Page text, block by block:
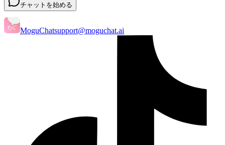
チャットを始める
MoguChatsupport@moguchat.ai